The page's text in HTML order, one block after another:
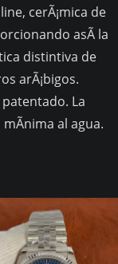
cerÃ¡mica de
asÃ­ la
distintiva de
arÃ¡bigos.
La
al agua.